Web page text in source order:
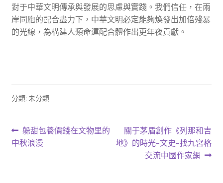
對于中華文明傳承與發展的思慮與實踐。我們信任，在兩
岸同胞的配合盡力下，中華文明必定能夠煥發出加倍殘暴
的光線，為構建人類命運配合體作出更年夜貢獻。
分類: 未分類
文
章
上
一
躲甜包養價錢在文物里的
中秋浪漫
下
一
關于茅盾創作《列那和吉
地》的時光–文史–找九宮格
交流中國作家網